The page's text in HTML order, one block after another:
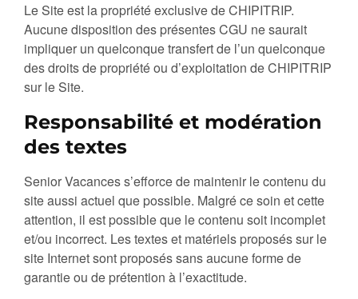
Le Site est la propriété exclusive de CHIPITRIP.
Aucune disposition des présentes CGU ne saurait
impliquer un quelconque transfert de l’un quelconque
des droits de propriété ou d’exploitation de CHIPITRIP
sur le Site.
Responsabilité et modération
des textes
Senior Vacances s’efforce de maintenir le contenu du
site aussi actuel que possible. Malgré ce soin et cette
attention, il est possible que le contenu soit incomplet
et/​ou incorrect. Les textes et matériels proposés sur le
site Internet sont proposés sans aucune forme de
garantie ou de prétention à l’exactitude.